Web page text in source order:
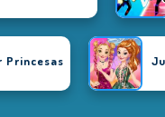
Princesas